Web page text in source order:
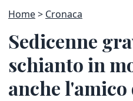
Home Cronaca
Sedicenne
schianto in
anche l'amico